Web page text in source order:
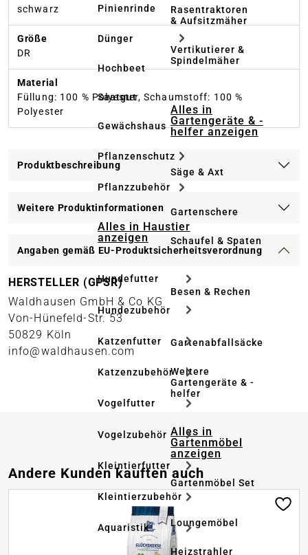
Pinienrinde
Dünger
Hochbeet
Saatgut
Gewächshaus
Pflanzenschutz
Pflanzzubehör
Alles in Haustier
anzeigen
Hundefutter
Hundezubehör
Katzenfutter
Katzenzubehör
Vogelfutter
Vogelzubehör
Kleintierfutter
Kleintierzubehör
Aquaristik
Rasentraktoren
& Aufsitzmäher
Vertikutierer &
Spindelmäher
Alles in
Gartengeräte & -
helfer anzeigen
Säge & Axt
Gartenschere
Schaufel & Spaten
Besen & Rechen
Gartenabfallsäcke
Weitere
Gartengeräte & -
helfer
Alles in
Gartenmöbel
anzeigen
Gartenmöbel Set
Loungemöbel
Heizstrahler
schwarz
Größe
DR
Material
Füllung: 100 % Polyester, Schaumstoff: 100 %
Polyester
Produktbeschreibung
Weitere Produktinformationen
Angaben gemäß EU-Produktsicherheitsverordnung
HERSTELLER (GPSR)
Waldhausen GmbH & Co KG
Von-Hünefeld-Str. 53
50829 Köln
info@waldhausen.com
Produktgalerie überspringen
Andere Kunden kauften auch